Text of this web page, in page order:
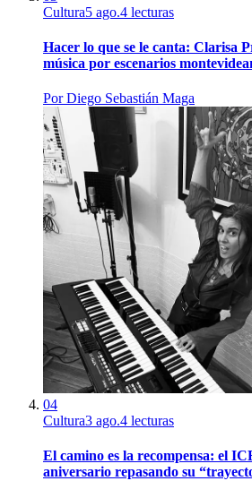
Cultura5 ago.4 lecturas
Hacer lo que se le canta: Clarisa
música por escenarios
PorDiego Sebastián Maga
04
Cultura3 ago.4 lecturas
El camino es la recompensa: el
aniversario repasando su